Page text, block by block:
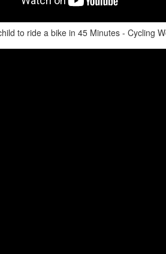
to ride a bike in 45 Minutes - Cycling